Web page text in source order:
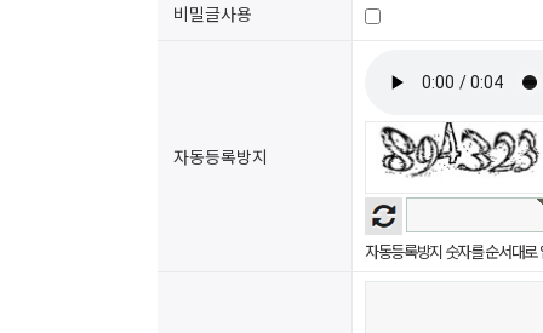
비밀글사용
자동등록방지
자동등록방지 숫자를 순서대로